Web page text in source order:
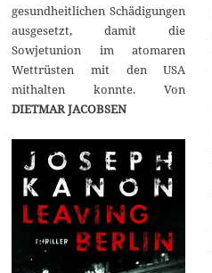
gesundheitlichen Schädigungen
ausgesetzt, damit die
Sowjetunion im atomaren
Wettrüsten mit den USA
mithalten konnte. Von
DIETMAR JACOBSEN